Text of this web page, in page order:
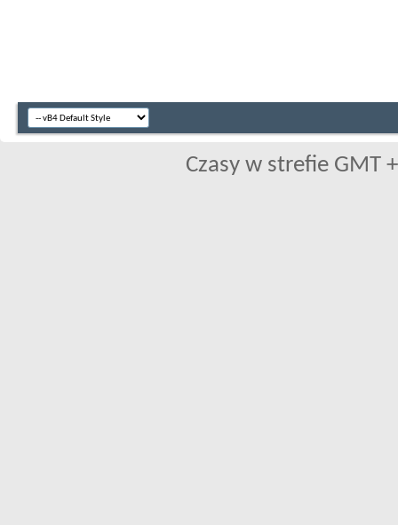
Czasy w strefie GMT